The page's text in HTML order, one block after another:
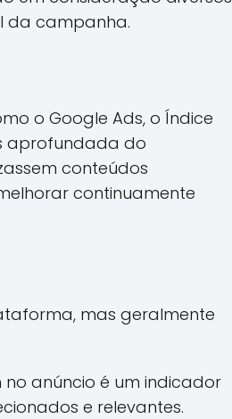
da campanha.
o Google Ads, o Índice
aprofundada do
conteúdos
continuamente
mas geralmente
anúncio é um indicador
e relevantes.